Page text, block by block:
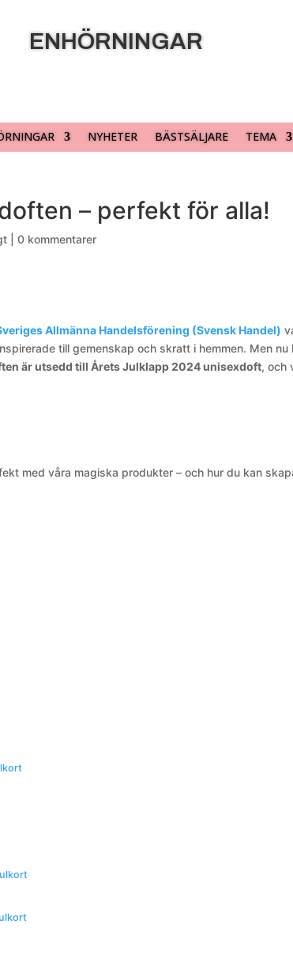
ENHÖRNINGAR
NYHETER BÄSTSÄLJARE TEMA
– perfekt för alla!
|0 kommentarer
Allmänna Handelsförening (Svensk Handel)
till gemenskap och skratt i hemmen. Men nu
är utsedd till Årets Julklapp 2024 unisexdoft, och
med våra magiska produkter – och hur du kan